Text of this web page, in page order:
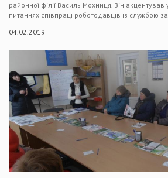
районної філії Василь Мохниця. Він акцентував
питаннях співпраці роботодавців із службою
04.02.2019